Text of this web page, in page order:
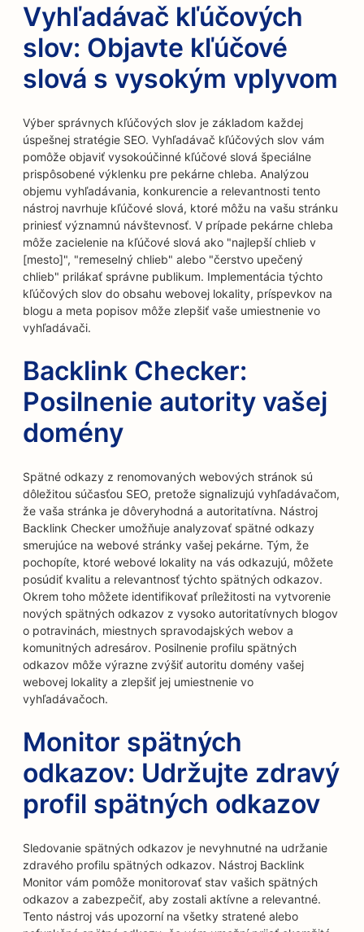
Vyhľadávač kľúčových
slov: Objavte kľúčové
slová s vysokým vplyvom
Výber správnych kľúčových slov je základom každej
úspešnej stratégie SEO. Vyhľadávač kľúčových slov vám
pomôže objaviť vysokoúčinné kľúčové slová špeciálne
prispôsobené výklenku pre pekárne chleba. Analýzou
objemu vyhľadávania, konkurencie a relevantnosti tento
nástroj navrhuje kľúčové slová, ktoré môžu na vašu stránku
priniesť významnú návštevnosť. V prípade pekárne chleba
môže zacielenie na kľúčové slová ako "najlepší chlieb v
[mesto]", "remeselný chlieb" alebo "čerstvo upečený
chlieb" prilákať správne publikum. Implementácia týchto
kľúčových slov do obsahu webovej lokality, príspevkov na
blogu a meta popisov môže zlepšiť vaše umiestnenie vo
vyhľadávači.
Backlink Checker:
Posilnenie autority vašej
domény
Spätné odkazy z renomovaných webových stránok sú
dôležitou súčasťou SEO, pretože signalizujú vyhľadávačom,
že vaša stránka je dôveryhodná a autoritatívna. Nástroj
Backlink Checker umožňuje analyzovať spätné odkazy
smerujúce na webové stránky vašej pekárne. Tým, že
pochopíte, ktoré webové lokality na vás odkazujú, môžete
posúdiť kvalitu a relevantnosť týchto spätných odkazov.
Okrem toho môžete identifikovať príležitosti na vytvorenie
nových spätných odkazov z vysoko autoritatívnych blogov
o potravinách, miestnych spravodajských webov a
komunitných adresárov. Posilnenie profilu spätných
odkazov môže výrazne zvýšiť autoritu domény vašej
webovej lokality a zlepšiť jej umiestnenie vo
vyhľadávačoch.
Monitor spätných
odkazov: Udržujte zdravý
profil spätných odkazov
Sledovanie spätných odkazov je nevyhnutné na udržanie
zdravého profilu spätných odkazov. Nástroj Backlink
Monitor vám pomôže monitorovať stav vašich spätných
odkazov a zabezpečiť, aby zostali aktívne a relevantné.
Tento nástroj vás upozorní na všetky stratené alebo